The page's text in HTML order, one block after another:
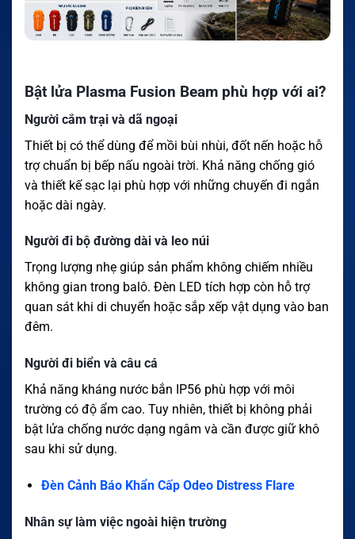
Bật lửa Plasma Fusion Beam phù hợp với ai?
Người cắm trại và dã ngoại
Thiết bị có thể dùng để mồi bùi nhùi, đốt nến hoặc hỗ
trợ chuẩn bị bếp nấu ngoài trời. Khả năng chống gió
và thiết kế sạc lại phù hợp với những chuyến đi ngắn
hoặc dài ngày.
Người đi bộ đường dài và leo núi
Trọng lượng nhẹ giúp sản phẩm không chiếm nhiều
không gian trong balô. Đèn LED tích hợp còn hỗ trợ
quan sát khi di chuyển hoặc sắp xếp vật dụng vào ban
đêm.
Người đi biển và câu cá
Khả năng kháng nước bắn IP56 phù hợp với môi
trường có độ ẩm cao. Tuy nhiên, thiết bị không phải
bật lửa chống nước dạng ngâm và cần được giữ khô
sau khi sử dụng.
Đèn Cảnh Báo Khẩn Cấp Odeo Distress Flare
Nhân sự làm việc ngoài hiện trường